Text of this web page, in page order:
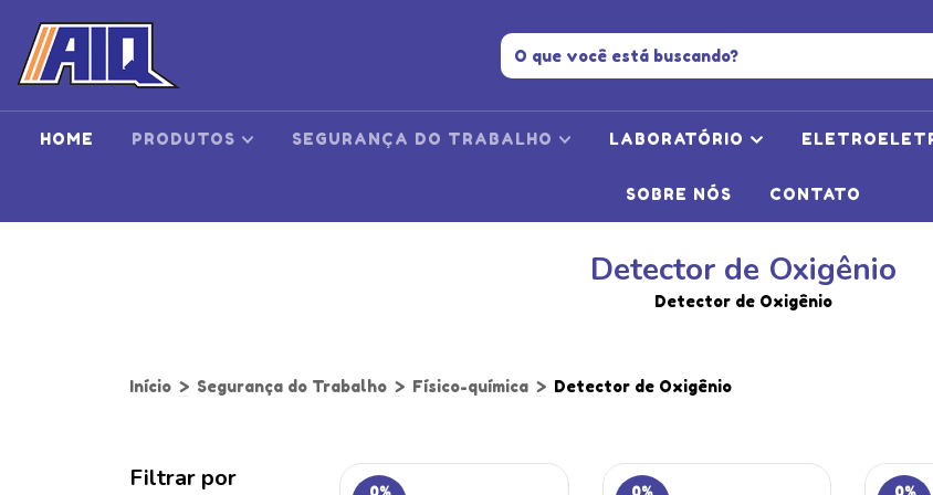
HOME PRODUTOS SEGURANÇA DO TRABALHO LABORATÓRIO
SOBRE NÓS CONTATO
Detector de Oxigênio
Detector de Oxigênio
Início > Segurança do Trabalho > Físico-química > Detector de Oxigênio
Filtrar por